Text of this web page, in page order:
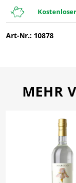
Art-Nr.: 10878
MEHR